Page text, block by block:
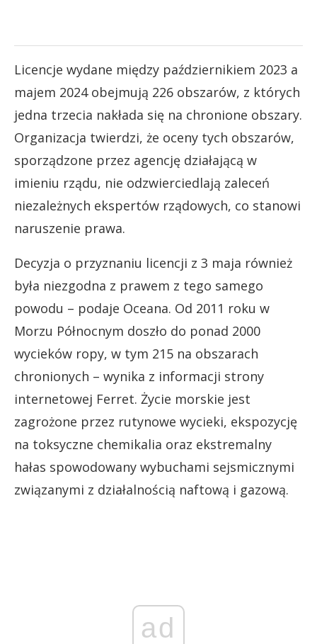
Licencje wydane między październikiem 2023 a
majem 2024 obejmują 226 obszarów, z których
jedna trzecia nakłada się na chronione obszary.
Organizacja twierdzi, że oceny tych obszarów,
sporządzone przez agencję działającą w
imieniu rządu, nie odzwierciedlają zaleceń
niezależnych ekspertów rządowych, co stanowi
naruszenie prawa.
Decyzja o przyznaniu licencji z 3 maja również
była niezgodna z prawem z tego samego
powodu – podaje Oceana. Od 2011 roku w
Morzu Północnym doszło do ponad 2000
wycieków ropy, w tym 215 na obszarach
chronionych – wynika z informacji strony
internetowej Ferret. Życie morskie jest
zagrożone przez rutynowe wycieki, ekspozycję
na toksyczne chemikalia oraz ekstremalny
hałas spowodowany wybuchami sejsmicznymi
związanymi z działalnością naftową i gazową.
ad